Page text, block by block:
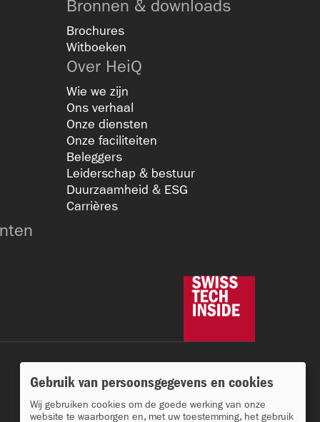
Bronnen & downloads
Brochures
Witboeken
Over HeiQ
Wie we zijn
Ons verhaal
Onze diensten
Onze faciliteiten
Beleggers
Leiderschap & bestuur
Duurzaamheid & ESG
Carrières
Gebruik van persoonsgegevens en cookies
Wij gebruiken cookies om de goede werking van onze
website te waarborgen en, met uw toestemming, het gebruik